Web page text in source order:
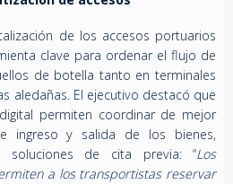
de los accesos portuarios
clave para ordenar el flujo de
de botella tanto en terminales
aledañas. El ejecutivo destacó que
permiten coordinar de mejor
ingreso y salida de los bienes,
soluciones de cita previa: “Los
a los transportistas reservar